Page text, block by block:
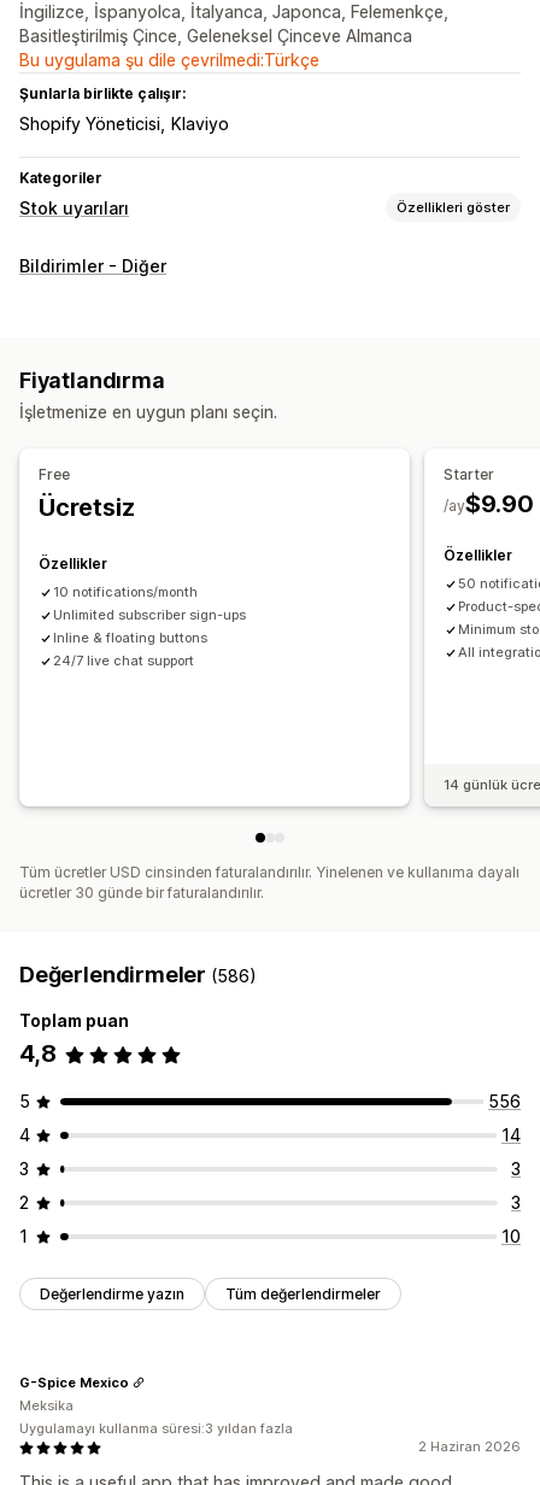
İngilizce, İspanyolca, İtalyanca, Japonca, Felemenkçe,
Basitleştirilmiş Çince, Geleneksel Çinceve Almanca
Bu uygulama şu dile çevrilmedi:Türkçe
Şunlarla birlikte çalışır:
Shopify Yöneticisi Klaviyo
Kategoriler
Stok uyarıları Özellikleri göster
Bildirimler
Bildirim şablonları
Analizler ve raporlama
Bildirimler - Diğer
Fiyatlandırma
İşletmenize en uygun planı seçin.
Free
Ücretsiz
Özellikler
10 notifications/month
Unlimited subscriber sign-ups
Inline & floating buttons
24/7 live chat support
Starter
$9.90
/ay
Özellikler
50
Product-
Minimum
All
14 günlük
Tüm ücretler USD cinsinden faturalandırılır. Yinelenen ve kullanıma dayalı
ücretler 30 günde bir faturalandırılır.
Değerlendirmeler (586)
Toplam puan
4,8
5
556
4
14
3
3
2
3
1
10
Değerlendirme yazın Tüm değerlendirmeler
2 Haziran 2026
G-Spice Mexico
Meksika
Uygulamayı kullanma süresi:3 yıldan fazla